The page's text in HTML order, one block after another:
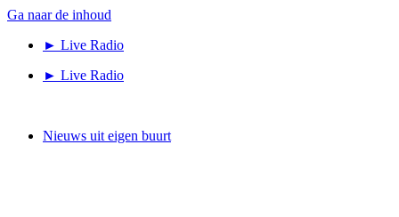
Ga naar de inhoud
► Live Radio
► Live Radio
Nieuws uit eigen buurt